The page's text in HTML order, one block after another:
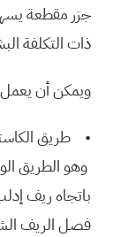
جزر مقطعة
ذات التكلفة
ويمكن أن
• طريق
وهو الطريق
باتجاه ريف
فصل الريف